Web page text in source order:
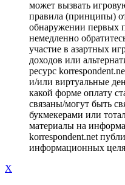
может вызвать
правила (принципы)
обнаружении первых
немедленно
участие в азартных
доходов или
ресурс
и/или виртуальные
какой форме оплату
связаны/могут быть
букмекерами или
материалы на
korrespondent.net
информационных
X